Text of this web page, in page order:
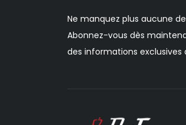
Ne manquez plus aucune
Abonnez-vous dès
des informations